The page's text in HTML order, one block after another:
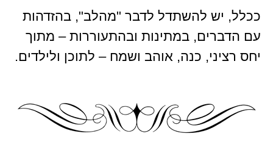
ככלל, יש להשתדל לדבר "מהלב", בהזדהות
עם הדברים, במתינות ובהתעוררות – מתוך
יחס רציני, כנה, אוהב ושמח – לתוכן ולילדים.